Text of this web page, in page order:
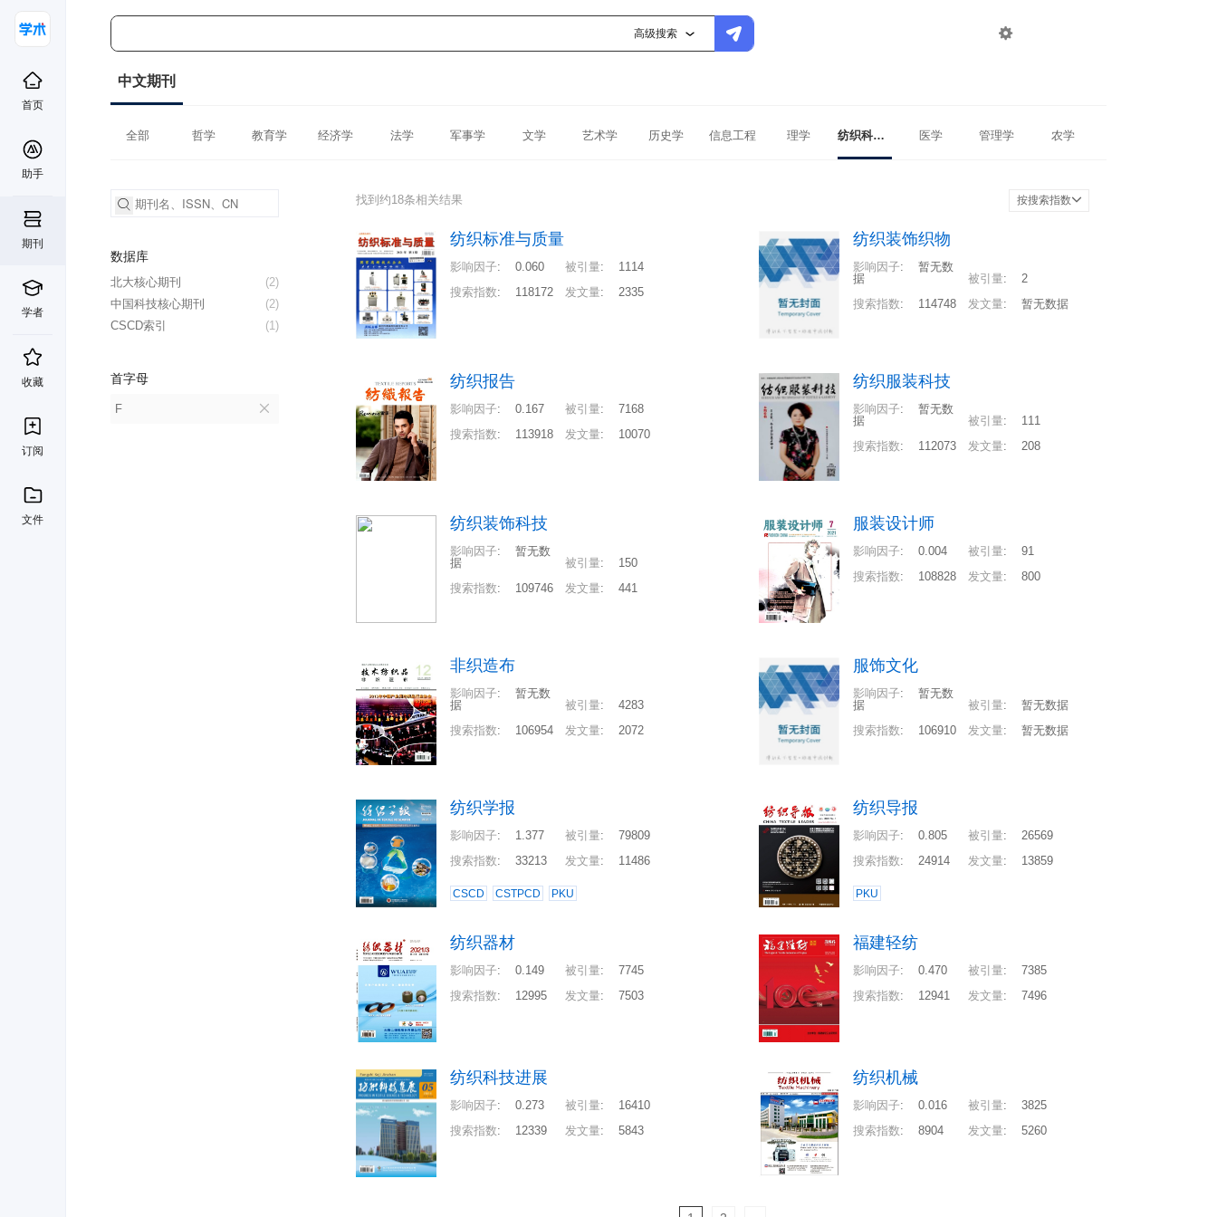
高级搜索 
首页
助手
期刊
学者
收藏
订阅
文件
中文期刊
全部 哲学 教育学 经济学 法学 军事学 文学 艺术学 历史学 信息工程 理学 纺织科学与工程 医学 管理学 农学
数据库
(2)
北大核心期刊
(2)
中国科技核心期刊
(1)
CSCD索引
首字母
F
找到约18条相关结果 按搜索指数
纺织标准与质量
影响因子: 0.060 被引量:
1114
搜索指数: 118172 发文量: 2335
纺织装饰织物
影响因子:
暂无数
据
被引量:
2
搜索指数: 114748 发文量: 暂无数据
纺织报告
影响因子: 0.167 被引量:
7168
搜索指数: 113918 发文量: 10070
纺织服装科技
影响因子:
暂无数
据
被引量:
111
搜索指数: 112073 发文量: 208
纺织装饰科技
影响因子:
暂无数
据
被引量:
150
搜索指数: 109746 发文量: 441
服装设计师
影响因子: 0.004 被引量:
91
搜索指数: 108828 发文量: 800
非织造布
影响因子:
暂无数
据
被引量:
4283
搜索指数: 106954 发文量: 2072
服饰文化
影响因子:
暂无数
据
被引量:
暂无数据
搜索指数: 106910 发文量: 暂无数据
纺织学报
影响因子: 1.377 被引量:
79809
搜索指数: 33213 发文量: 11486
CSCD CSTPCD PKU
纺织导报
影响因子: 0.805 被引量:
26569
搜索指数: 24914 发文量: 13859
PKU
纺织器材
影响因子: 0.149 被引量:
7745
搜索指数: 12995 发文量: 7503
福建轻纺
影响因子: 0.470 被引量:
7385
搜索指数: 12941 发文量: 7496
纺织科技进展
影响因子: 0.273 被引量:
16410
搜索指数: 12339 发文量: 5843
纺织机械
影响因子: 0.016 被引量:
3825
搜索指数: 8904 发文量: 5260